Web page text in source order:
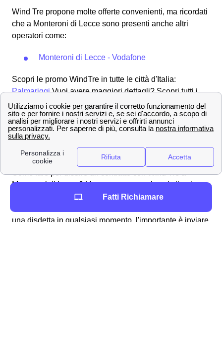
Wind Tre propone molte offerte convenienti, ma ricordati
che a Monteroni di Lecce sono presenti anche altri
operatori come:
Monteroni di Lecce - Vodafone
Scopri le promo WindTre in tutte le città d'Italia:
PalmariggiVuoi avere maggiori dettagli? Scopri tutti i
punti WindTre nella provincia di Lecce
Contatta i numeri dell'assistenza clienti Wind Tre a
Monteroni di Lecce
Lecce
Come fare per disdire un contratto con Wind Tre a
Monteroni di Lecce? L'operatore segue i suoi clienti
monteronesi in tutte le operazioni necessarie, anche per
una disdetta in qualsiasi momento, l'importante è inviare
Fatti Richiamare